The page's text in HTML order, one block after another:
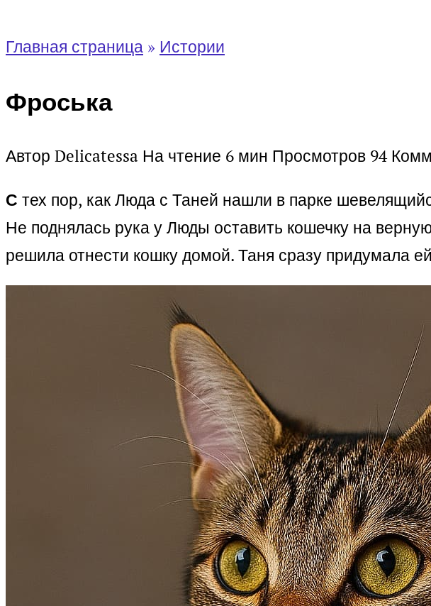
Главная страница » Истории
Фроська
Автор Delicatessa На чтение 6 мин Просмотров 94
С тех пор, как Люда с Таней нашли в парке
Не поднялась рука у Люды оставить кошечку на
решила отнести кошку домой. Таня сразу придумала